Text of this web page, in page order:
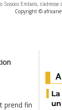
Embalo,
Copyright ©
prend fin